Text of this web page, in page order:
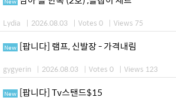
Lydia | 2026.08.03 | Votes 0 | Views 75
New [팝니다] 램프, 신발장 - 가격내림
gygyerin | 2026.08.03 | Votes 0 | Views 123
New [팝니다] Tv스탠드$15